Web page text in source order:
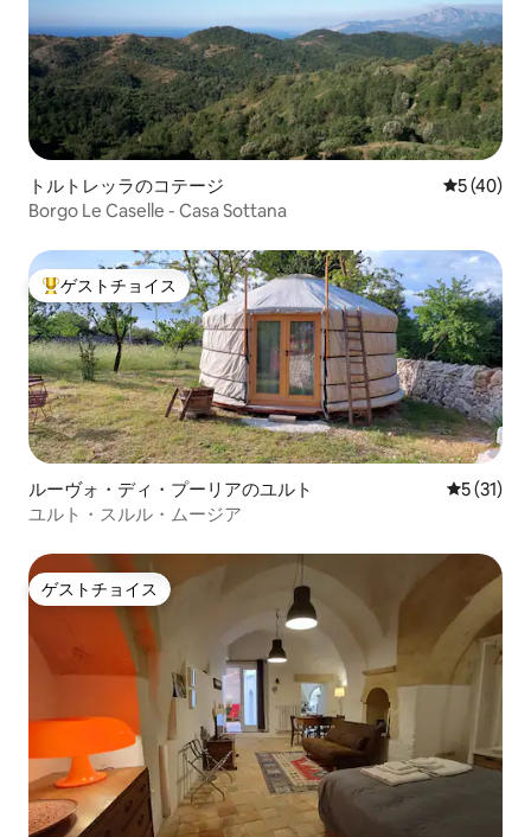
トルトレッラのコテージ レビュー
5 (40)
Borgo Le Caselle - Casa Sottana
大好評のゲストチョイスです。
ゲストチョイス
ルーヴォ・ディ・プーリアのユルト レビュー
5 (31)
ユルト・スルル・ムージア
ゲストチョイス
ゲストチョイス